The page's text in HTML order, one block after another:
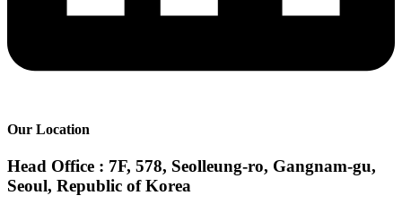
Our Location
Head Office : 7F, 578, Seolleung-ro, Gangnam-gu,
Seoul, Republic of Korea